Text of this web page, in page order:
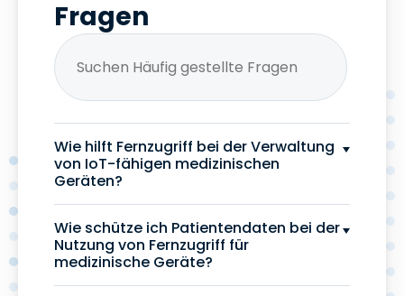
Fragen
Wie hilft Fernzugriff bei der Verwaltung
von IoT-fähigen medizinischen
Geräten?
Wie schütze ich Patientendaten bei der
Nutzung von Fernzugriff für
medizinische Geräte?